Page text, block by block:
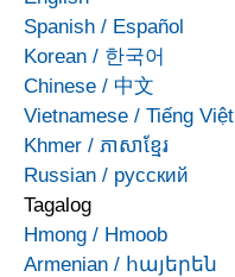
Spanish / Español
Korean / 한국어
Chinese / 中文
Vietnamese / Tiếng Việt
Khmer / ភាសាខ្មែរ
Russian / русский
Tagalog
Hmong / Hmoob
Armenian / հայերեն